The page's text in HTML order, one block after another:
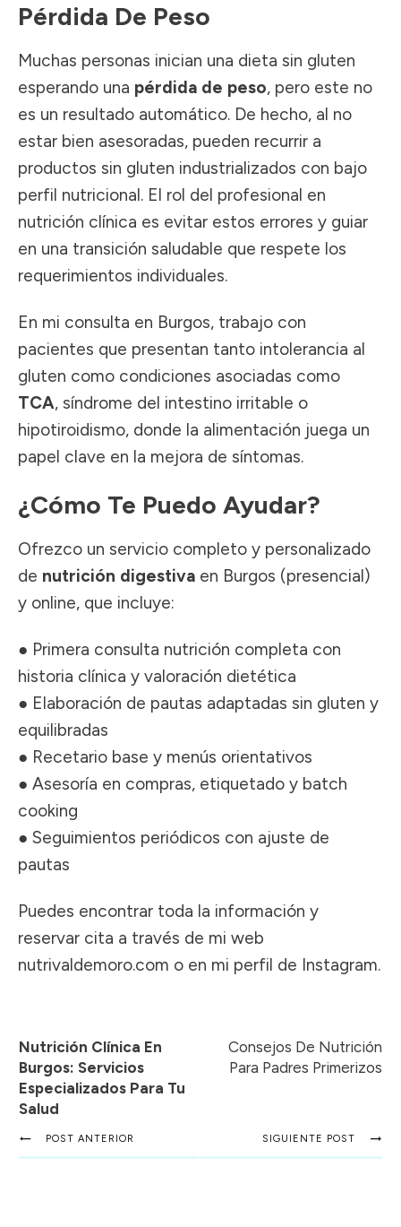
Pérdida De Peso
Muchas personas inician una dieta sin gluten
esperando una pérdida de peso, pero este no
es un resultado automático. De hecho, al no
estar bien asesoradas, pueden recurrir a
productos sin gluten industrializados con bajo
perfil nutricional. El rol del profesional en
nutrición clínica es evitar estos errores y guiar
en una transición saludable que respete los
requerimientos individuales.
En mi consulta en Burgos, trabajo con
pacientes que presentan tanto intolerancia al
gluten como condiciones asociadas como
TCA, síndrome del intestino irritable o
hipotiroidismo, donde la alimentación juega un
papel clave en la mejora de síntomas.
¿Cómo Te Puedo Ayudar?
Ofrezco un servicio completo y personalizado
de nutrición digestiva en Burgos (presencial)
y online, que incluye:
● Primera consulta nutrición completa con
historia clínica y valoración dietética
● Elaboración de pautas adaptadas sin gluten y
equilibradas
● Recetario base y menús orientativos
● Asesoría en compras, etiquetado y batch
cooking
● Seguimientos periódicos con ajuste de
pautas
Puedes encontrar toda la información y
reservar cita a través de mi web
nutrivaldemoro.com o en mi perfil de Instagram.
Nutrición Clínica En
Burgos: Servicios
Especializados Para Tu
Salud
Consejos De Nutrición
Para Padres Primerizos
POST ANTERIOR SIGUIENTE POST